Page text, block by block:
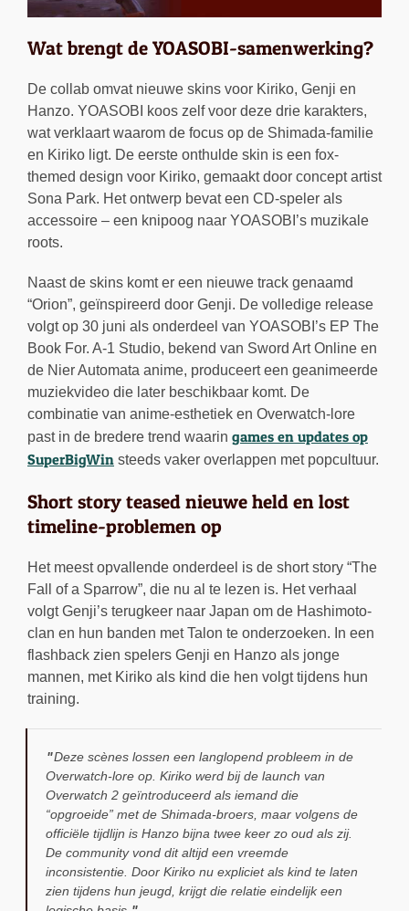
Wat brengt de YOASOBI-samenwerking?
De collab omvat nieuwe skins voor Kiriko, Genji en
Hanzo. YOASOBI koos zelf voor deze drie karakters,
wat verklaart waarom de focus op de Shimada-familie
en Kiriko ligt. De eerste onthulde skin is een fox-
themed design voor Kiriko, gemaakt door concept artist
Sona Park. Het ontwerp bevat een CD-speler als
accessoire – een knipoog naar YOASOBI’s muzikale
roots.
Naast de skins komt er een nieuwe track genaamd
“Orion”, geïnspireerd door Genji. De volledige release
volgt op 30 juni als onderdeel van YOASOBI’s EP The
Book For. A-1 Studio, bekend van Sword Art Online en
de Nier Automata anime, produceert een geanimeerde
muziekvideo die later beschikbaar komt. De
combinatie van anime-esthetiek en Overwatch-lore
past in de bredere trend waarin games en updates op
SuperBigWin steeds vaker overlappen met popcultuur.
Short story teased nieuwe held en lost
timeline-problemen op
Het meest opvallende onderdeel is de short story “The
Fall of a Sparrow”, die nu al te lezen is. Het verhaal
volgt Genji’s terugkeer naar Japan om de Hashimoto-
clan en hun banden met Talon te onderzoeken. In een
flashback zien spelers Genji en Hanzo als jonge
mannen, met Kiriko als kind die hen volgt tijdens hun
training.
Deze scènes lossen een langlopend probleem in de
Overwatch-lore op. Kiriko werd bij de launch van
Overwatch 2 geïntroduceerd als iemand die
“opgroeide” met de Shimada-broers, maar volgens de
officiële tijdlijn is Hanzo bijna twee keer zo oud als zij.
De community vond dit altijd een vreemde
inconsistentie. Door Kiriko nu expliciet als kind te laten
zien tijdens hun jeugd, krijgt die relatie eindelijk een